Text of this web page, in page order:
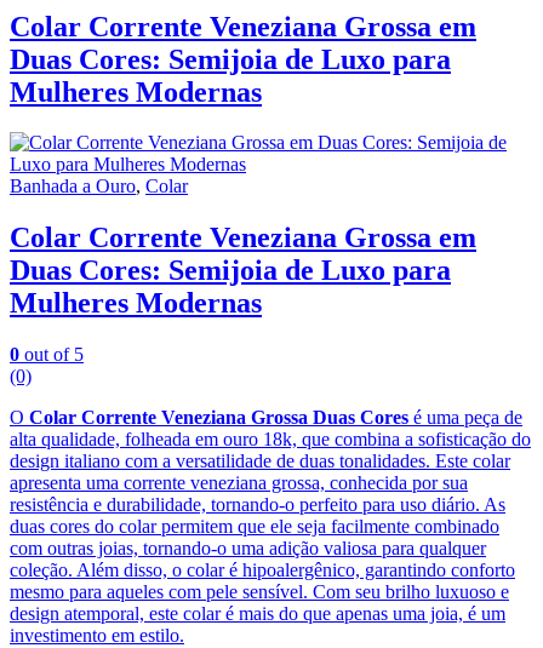
Colar Corrente Veneziana Grossa em
Duas Cores: Semijoia de Luxo para
Mulheres Modernas
Banhada a Ouro, Colar
Colar Corrente Veneziana Grossa em
Duas Cores: Semijoia de Luxo para
Mulheres Modernas
0 out of 5
(0)
O Colar Corrente Veneziana Grossa Duas Cores é uma peça de
alta qualidade, folheada em ouro 18k, que combina a sofisticação do
design italiano com a versatilidade de duas tonalidades. Este colar
apresenta uma corrente veneziana grossa, conhecida por sua
resistência e durabilidade, tornando-o perfeito para uso diário. As
duas cores do colar permitem que ele seja facilmente combinado
com outras joias, tornando-o uma adição valiosa para qualquer
coleção. Além disso, o colar é hipoalergênico, garantindo conforto
mesmo para aqueles com pele sensível. Com seu brilho luxuoso e
design atemporal, este colar é mais do que apenas uma joia, é um
investimento em estilo.